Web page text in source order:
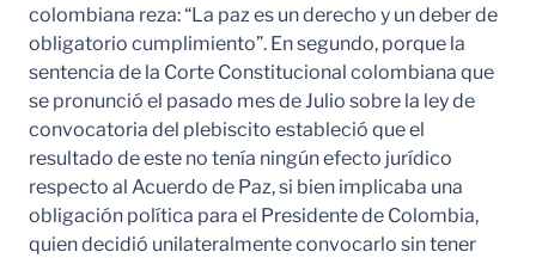
colombiana reza: “La paz es un derecho y un deber de
obligatorio cumplimiento”. En segundo, porque la
sentencia de la Corte Constitucional colombiana que
se pronunció el pasado mes de Julio sobre la ley de
convocatoria del plebiscito estableció que el
resultado de este no tenía ningún efecto jurídico
respecto al Acuerdo de Paz, si bien implicaba una
obligación política para el Presidente de Colombia,
quien decidió unilateralmente convocarlo sin tener